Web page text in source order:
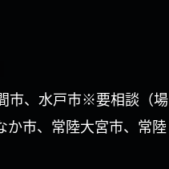
市、水戸市※要相談（場
か市、常陸大宮市、常陸